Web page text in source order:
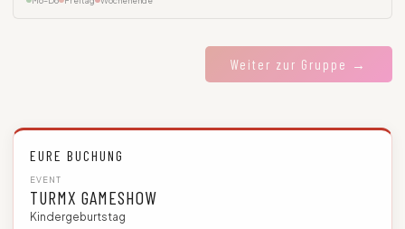
Weiter zur Gruppe →
EURE BUCHUNG
EVENT
TURMX GAMESHOW
Kindergeburtstag